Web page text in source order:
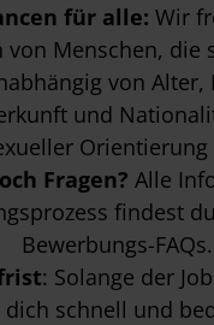
für alle: Wir
von Menschen, die
von Alter,
und
Fragen? Alle
findest
Bewerbungs-FAQs.
: Solange der
dich schnell und